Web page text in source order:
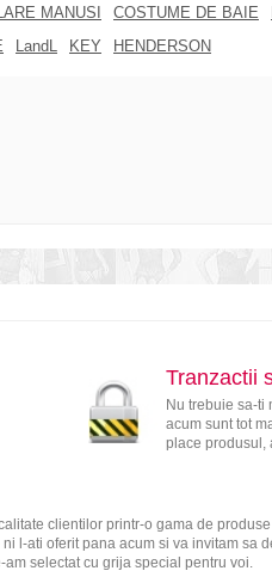
MANUSI COSTUME DE BAIE
LandL KEY HENDERSON
Tranzactii
Nu trebuie sa-ti
acum sunt tot
place produsul,
clientilor printr-o gama de
l-ati oferit pana acum si va invitam sa
selectat cu grija special pentru voi.